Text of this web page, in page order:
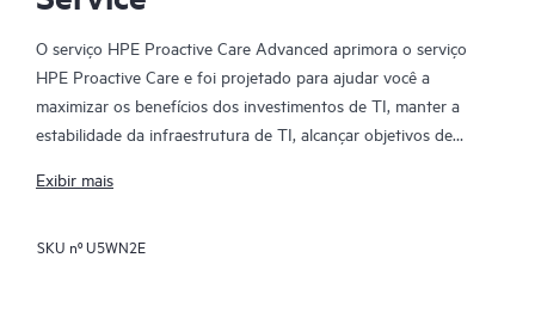
O serviço HPE Proactive Care Advanced aprimora o serviço
HPE Proactive Care e foi projetado para ajudar você a
maximizar os benefícios dos investimentos de TI, manter a
estabilidade da infraestrutura de TI, alcançar objetivos de
sua equipe de TI para outras tarefas prioritárias. Seu gerente
orientação técnica e operacional personalizada, incluindo
Exibir mais
SKU nºU5WN2E